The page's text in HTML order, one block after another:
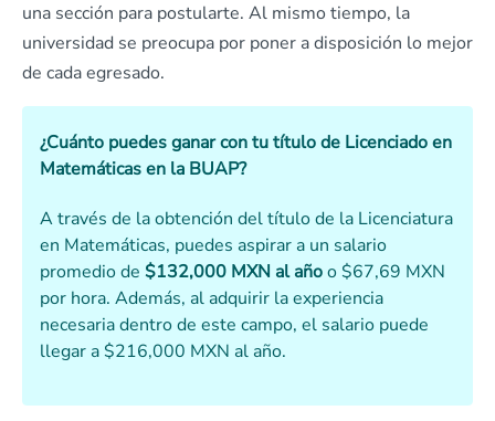
una sección para postularte. Al mismo tiempo, la
universidad se preocupa por poner a disposición lo mejor
de cada egresado.
¿Cuánto puedes ganar con tu título de Licenciado en
Matemáticas en la BUAP?
A través de la obtención del título de la Licenciatura
en Matemáticas, puedes aspirar a un salario
promedio de $132,000 MXN al añoo $67,69 MXN
por hora. Además, al adquirir la experiencia
necesaria dentro de este campo, el salario puede
llegar a $216,000 MXN al año.